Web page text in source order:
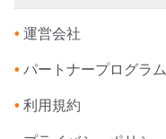
• 運営会社
• パートナープログラム
• 利用規約